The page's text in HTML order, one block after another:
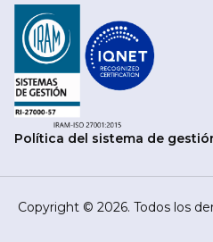
Política del sistema de
Copyright © 2026. Todos los